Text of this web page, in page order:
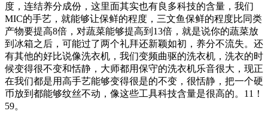
度，连结养分成份，这里面其实也有良多科技的含量，我们
MIC的手艺，就能够让保鲜的程度，三文鱼保鲜的程度比同类
产物要提高8倍，对蔬菜能够提高到13倍，就是说你的蔬菜放
到冰箱之后，可能过了两个礼拜还新颖如初，养分不流失。还
有其他的好比说像洗衣机，我们变频曲驱的洗衣机，洗衣的时
候变得很不变和恬静，大师都用保守的洗衣机乐音很大，现正
在我们都是用高手艺能够变得很是的不变，很恬静，把一个硬
币放到都能够纹丝不动，像这些工具科技含量是很高的。11！
59。